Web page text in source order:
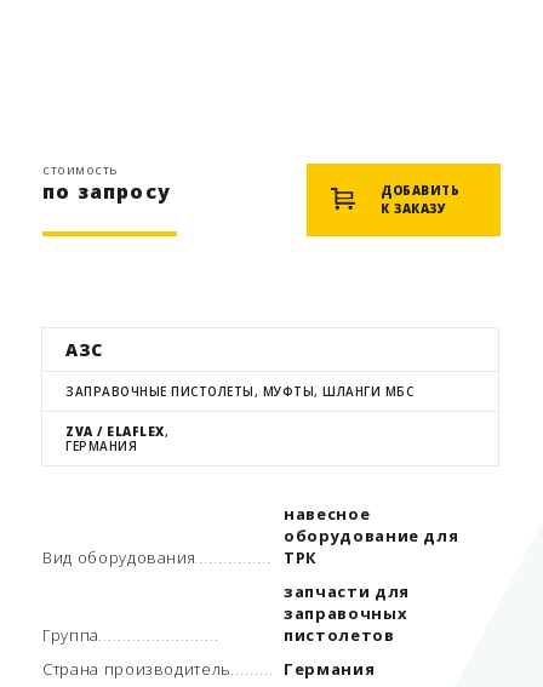
стоимость
по запросу
ДОБАВИТЬ
К ЗАКАЗУ
АЗС
ЗАПРАВОЧНЫЕ ПИСТОЛЕТЫ, МУФТЫ, ШЛАНГИ МБС
ZVA / ELAFLEX,
ГЕРМАНИЯ
Вид оборудования
навесное
оборудование для
ТРК
Группа
запчасти для
заправочных
пистолетов
Страна производитель
Германия